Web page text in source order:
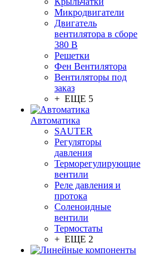
Микродвигатели
Двигатель
вентилятора в сборе
380 В
Решетки
Фен Вентилятора
Вентиляторы под
заказ
+ ЕЩЕ 5
Автоматика
SAUTER
Регуляторы
давления
Терморегулирующие
вентили
Реле давления и
протока
Соленоидные
вентили
Термостаты
+ ЕЩЕ 2